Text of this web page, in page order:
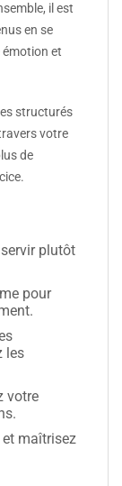
il est
en se
et
structurés
votre
de
plutôt
pour
les
votre
maîtrisez